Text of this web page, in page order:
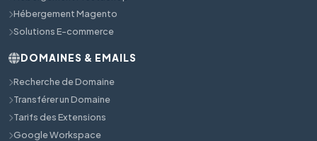
Hébergement Magento
Solutions E-commerce
DOMAINES & EMAILS
Recherche de Domaine
Transférer un Domaine
Tarifs des Extensions
Google Workspace